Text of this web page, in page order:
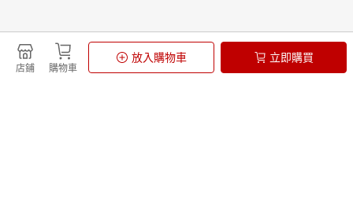
店鋪 購物車
放入購物車 立即購買
更多推薦 由飛比價格提供的資訊